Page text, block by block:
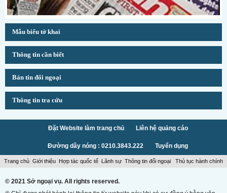
Mẫu biểu tờ khai
Thông tin cần biết
Bản tin đối ngoại
Thông tin tra cứu
Đặt Website làm trang chủ Liên hệ quảng cáo
Đường dây nóng : 0210.3843.222 Tuyển dụng
Trang chủ Giới thiệu Hợp tác quốc tế Lãnh sự Thông tin đối ngoại Thủ tục hành chính
© 2021 Sở ngoại vụ. All rights reserved.